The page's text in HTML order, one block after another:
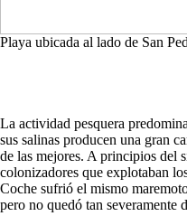
Playa ubicada al lado de San
La actividad pesquera
sus salinas producen una gran
de las mejores. A principios del
colonizadores que explotaban
Coche sufrió el mismo
pero no quedó tan severamente